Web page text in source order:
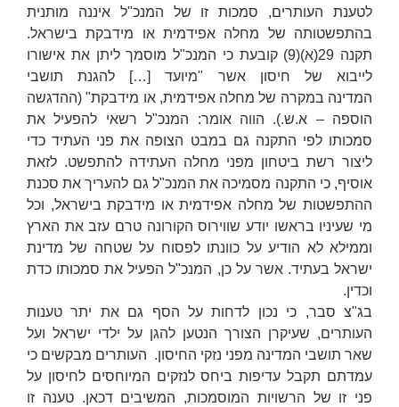
לטענת העותרים, סמכות זו של המנכ"ל איננה מותנית
בהתפשטותה של מחלה אפידמית או מידבקת בישראל.
תקנה 29(א)(9) קובעת כי המנכ"ל מוסמך ליתן את אישורו
לייבוא של חיסון אשר "מיועד[…] להגנת תושבי
המדינה במקרה שלמחלה אפידמית, או מידבקת" (ההדגשה
הוספה – א.ש.). הווה אומר: המנכ"ל רשאי להפעיל את
סמכותו לפי התקנה גם במבט הצופה את פני העתיד כדי
ליצור רשת ביטחון מפני מחלה העתידה להתפשט. לזאת
אוסיף, כי התקנה מסמיכה את המנכ"ל גם להעריך את סכנת
ההתפשטות של מחלה אפידמית או מידבקת בישראל, וכל
מי שעיניו בראשו יודע שווירוס הקורונה טרם עזב את הארץ
וממילא לא הודיע על כוונתו לפסוח על שטחה של מדינת
ישראל בעתיד. אשר על כן, המנכ"ל הפעיל את סמכותו כדת
וכדין.
בג"צ סבר, כי נכון לדחות על הסף גם את יתר טענות
העותרים, שעיקרן הצורך הנטען להגן על ילדי ישראל ועל
שאר תושבי המדינה מפני נזקי החיסון. העותרים מבקשים כי
עמדתם תקבל עדיפות ביחס לנזקים המיוחסים לחיסון על
פני זו של הרשויות המוסמכות, המשיבים דכאן. טענה זו